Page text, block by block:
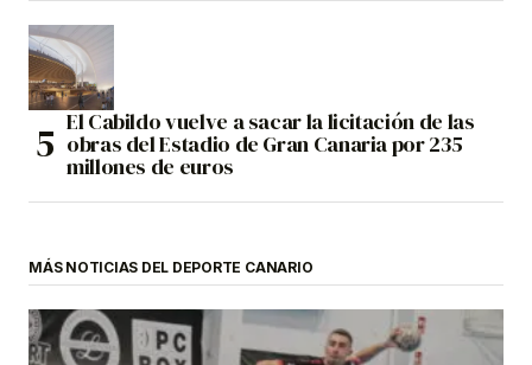
El Cabildo vuelve a sacar la licitación de las
obras del Estadio de Gran Canaria por 235
millones de euros
MÁS NOTICIAS DEL DEPORTE CANARIO